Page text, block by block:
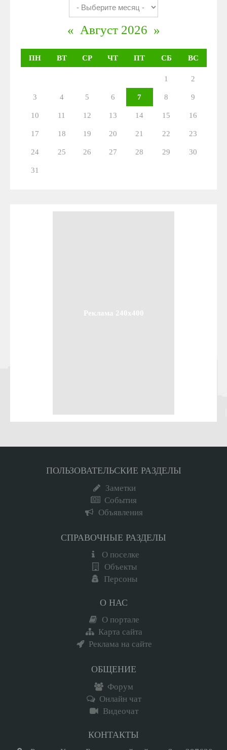
« Август 2026 »
ПН ВТ СР ЧТ ПТ СБ ВС
1 2
3 4 5 6 7 8 9
10 11 12 13 14 15 16
17 18 19 20 21 22 23
24 25 26 27 28 29 30
31
Реклама 240x400
ПОЛЬЗОВАТЕЛЬСКИЕ РАЗДЕЛЫ
Заметки
События
Объявления
СПРАВОЧНЫЕ РАЗДЕЛЫ
О поселке
Объекты
Персоны
О НАС
О портале
Карта сайта
Реклама на сайте
ОБЩЕНИЕ
Форум
Онлайн чат
Видеочат
КОНТАКТЫ